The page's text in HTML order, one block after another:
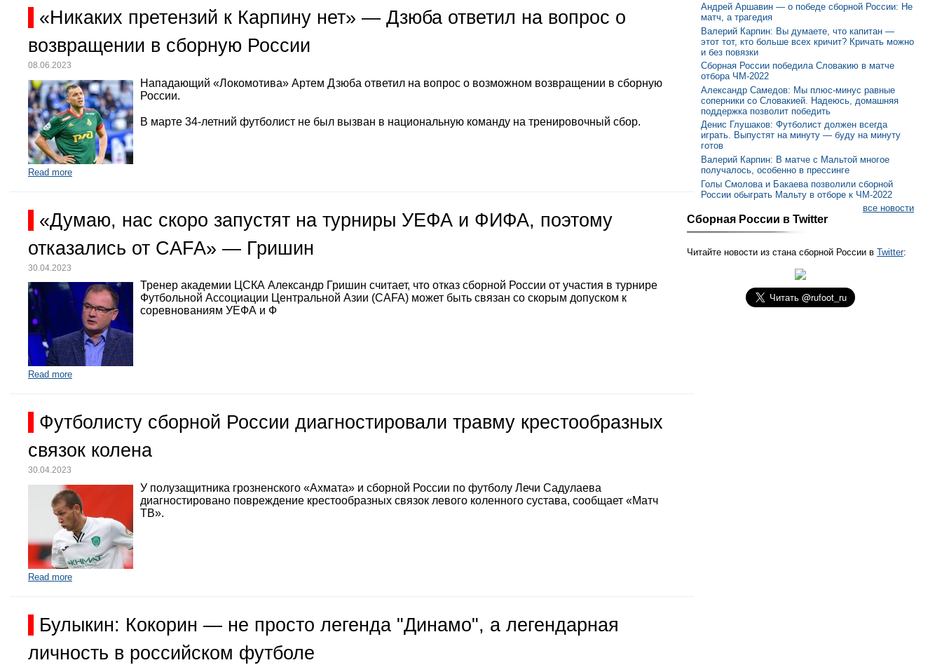
«Никаких претензий к Карпину нет» — Дзюба ответил на вопрос о
возвращении в сборную России
08.06.2023
Нападающий «Локомотива» Артем Дзюба ответил на вопрос о возможном возвращении в сборную
России.
В марте 34-летний футболист не был вызван в национальную команду на тренировочный сбор.
Read more
«Думаю, нас скоро запустят на турниры УЕФА и ФИФА, поэтому
отказались от CAFA» — Гришин
30.04.2023
Тренер академии ЦСКА Александр Гришин считает, что отказ сборной России от участия в турнире
Футбольной Ассоциации Центральной Азии (CAFA) может быть связан со скорым допуском к
соревнованиям УЕФА и Ф
Read more
Футболисту сборной России диагностировали травму крестообразных
связок колена
30.04.2023
У полузащитника грозненского «Ахмата» и сборной России по футболу Лечи Садулаева
диагностировано повреждение крестообразных связок левого коленного сустава, сообщает «Матч
ТВ».
Read more
Булыкин: Кокорин — не просто легенда "Динамо", а легендарная
личность в российском футболе
Андрей Аршавин — о победе сборной России: Не
матч, а трагедия
Валерий Карпин: Вы думаете, что капитан —
этот тот, кто больше всех кричит? Кричать можно
и без повязки
Сборная России победила Словакию в матче
отбора ЧМ-2022
Александр Самедов: Мы плюс-минус равные
соперники со Словакией. Надеюсь, домашняя
поддержка позволит победить
Денис Глушаков: Футболист должен всегда
играть. Выпустят на минуту — буду на минуту
готов
Валерий Карпин: В матче с Мальтой многое
получалось, особенно в прессинге
Голы Смолова и Бакаева позволили сборной
России обыграть Мальту в отборе к ЧМ-2022
все новости
Сборная России в Twitter
Читайте новости из стана сборной России в Twitter: